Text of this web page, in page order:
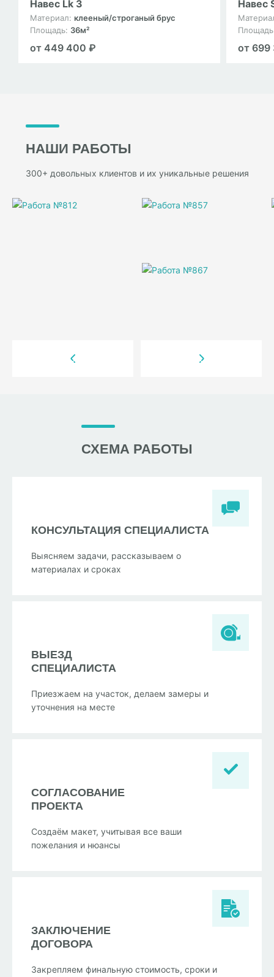
Навес Lk 3
Материал: клееный/строганый брус
Площадь: 36м²
от 449 400 ₽
Навес
от
НАШИ РАБОТЫ
300+ довольных клиентов и их уникальные решения
СХЕМА РАБОТЫ
КОНСУЛЬТАЦИЯ СПЕЦИАЛИСТА
Выясняем задачи, рассказываем о
материалах и сроках
ВЫЕЗД
СПЕЦИАЛИСТА
Приезжаем на участок, делаем замеры и
уточнения на месте
СОГЛАСОВАНИЕ
ПРОЕКТА
Создаём макет, учитывая все ваши
пожелания и нюансы
ЗАКЛЮЧЕНИЕ
ДОГОВОРА
Закрепляем финальную стоимость, сроки и